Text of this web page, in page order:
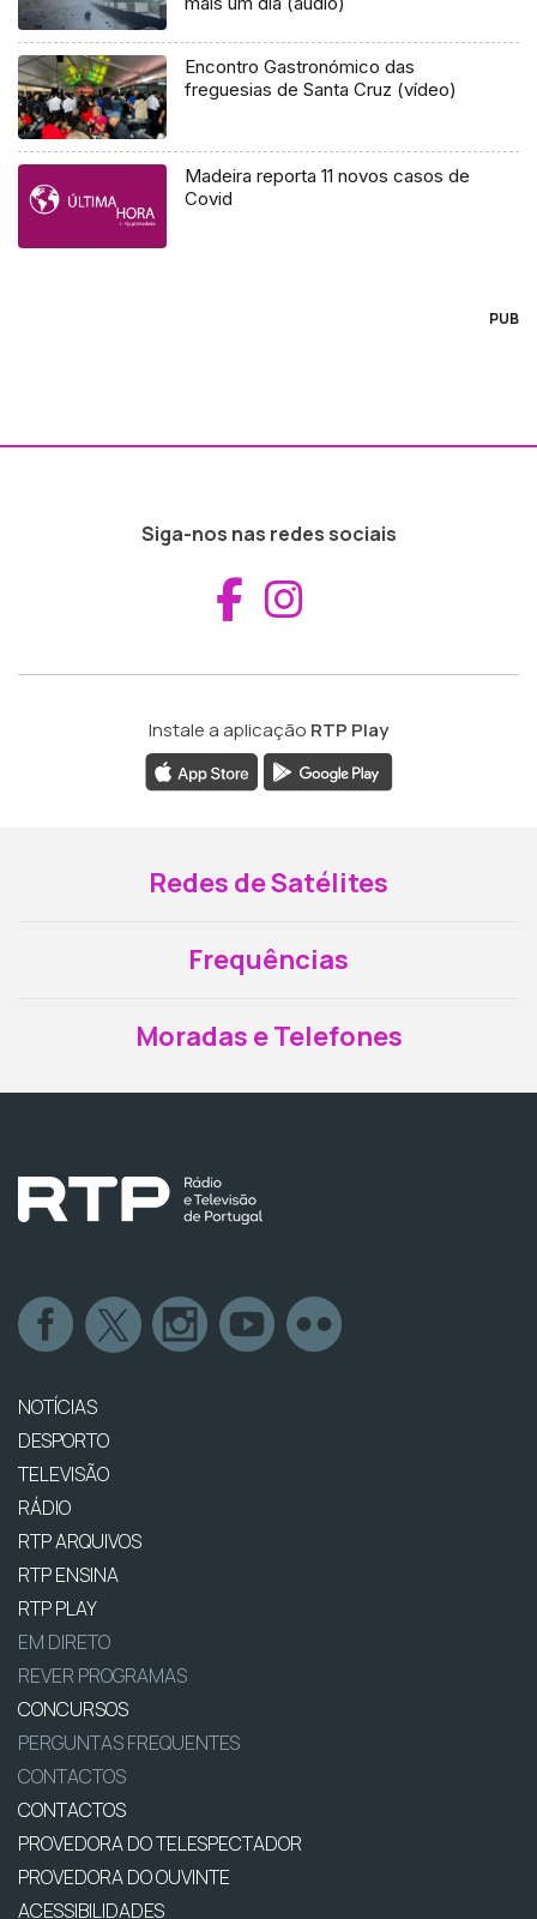
Encontro Gastronómico das
freguesias de Santa Cruz (vídeo)
Madeira reporta 11 novos casos de
Covid
PUB
Siga-nos nas redes sociais
Aceder ao
Instale a aplicação RTP Play
Redes de Satélites
Frequências
Moradas e Telefones
NOTÍCIAS
DESPORTO
TELEVISÃO
RÁDIO
RTP ARQUIVOS
RTP ENSINA
RTP PLAY
EM DIRETO
REVER PROGRAMAS
CONCURSOS
PERGUNTAS FREQUENTES
CONTACTOS
CONTACTOS
PROVEDORA DO TELESPECTADOR
PROVEDORA DO OUVINTE
ACESSIBILIDADES